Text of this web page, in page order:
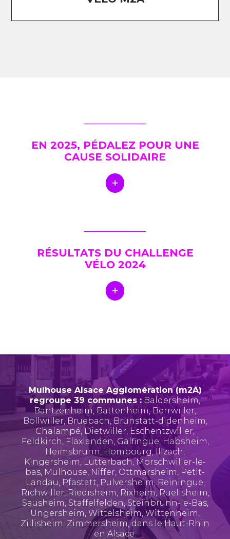
EN 2025, PÉDALEZ POUR UNE
CAUSE SOLIDAIRE
RÉSULTATS DU CHALLENGE
VÉLO 2024
Mulhouse Alsace Agglomération (m2A)
regroupe 39 communes : Baldersheim,
Bantzenheim, Battenheim, Berrwiller,
Bollwiller, Bruebach,Brunstatt-didenheim,
Chalampé, Dietwiller, Eschentzwiller,
Feldkirch, Flaxlanden,Galfingue, Habsheim,
Heimsbrunn, Hombourg,Illzach,
Kingersheim, Lutterbach, Morschwiller-le-
bas, Mulhouse, Niffer, Ottmarsheim, Petit-
Landau, Pfastatt, Pulversheim, Reiningue,
Richwiller, Riedisheim, Rixheim,Ruelisheim,
Sausheim, Staffelfelden, Steinbrunn-le-Bas,
Ungersheim, Wittelsheim,Wittenheim,
Zillisheim, Zimmersheim, dans le Haut-Rhin
en Alsace.